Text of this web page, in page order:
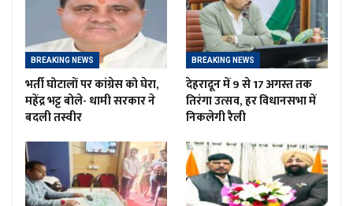
BREAKING NEWS
भर्ती घोटालों पर कांग्रेस को घेरा,
महेंद्र भट्ट बोले- धामी सरकार ने
बदली तस्वीर
BREAKING NEWS
देहरादून में 9 से 17 अगस्त तक
तिरंगा उत्सव, हर विधानसभा में
निकलेगी रैली